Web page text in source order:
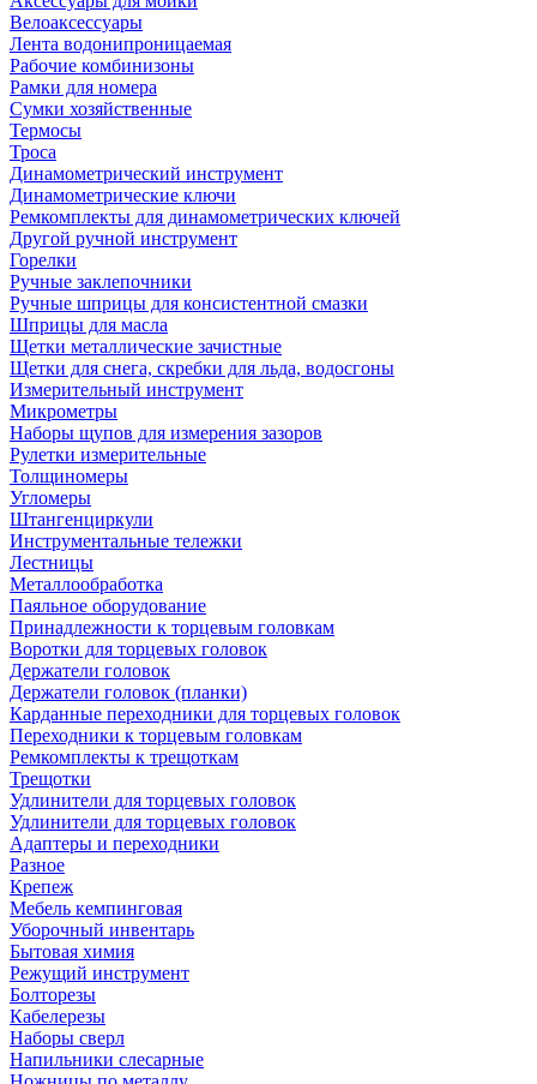
Велоаксессуары
Лента водонипроницаемая
Рабочие комбинизоны
Рамки для номера
Сумки хозяйственные
Термосы
Троса
Динамометрический инструмент
Динамометрические ключи
Ремкомплекты для динамометрических ключей
Другой ручной инструмент
Горелки
Ручные заклепочники
Ручные шприцы для консистентной смазки
Шприцы для масла
Щетки металлические зачистные
Щетки для снега, скребки для льда, водосгоны
Измерительный инструмент
Микрометры
Наборы щупов для измерения зазоров
Рулетки измерительные
Толщиномеры
Угломеры
Штангенциркули
Инструментальные тележки
Лестницы
Металлообработка
Паяльное оборудование
Принадлежности к торцевым головкам
Воротки для торцевых головок
Держатели головок
Держатели головок (планки)
Карданные переходники для торцевых головок
Переходники к торцевым головкам
Ремкомплекты к трещоткам
Трещотки
Удлинители для торцевых головок
Удлинители для торцевых головок
Адаптеры и переходники
Разное
Крепеж
Мебель кемпинговая
Уборочный инвентарь
Бытовая химия
Режущий инструмент
Болторезы
Кабелерезы
Наборы сверл
Напильники слесарные